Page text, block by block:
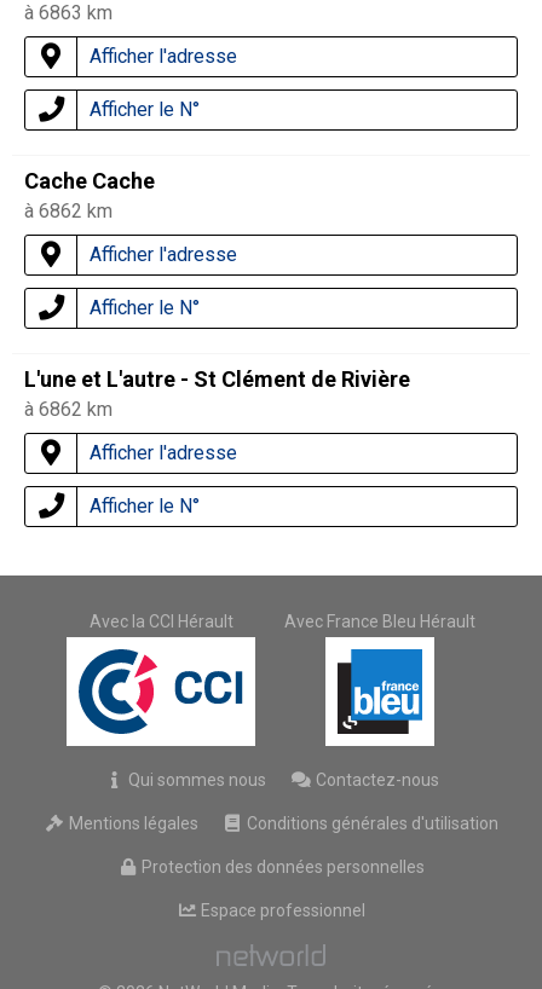
à 6863 km
Afficher l'adresse
Afficher le N°
Cache Cache
à 6862 km
Afficher l'adresse
Afficher le N°
L'une et L'autre - St Clément de Rivière
à 6862 km
Afficher l'adresse
Afficher le N°
Avec la CCI Hérault Avec France Bleu Hérault
Qui sommes nous Contactez-nous
Mentions légales Conditions générales d'utilisation
Protection des données personnelles
Espace professionnel